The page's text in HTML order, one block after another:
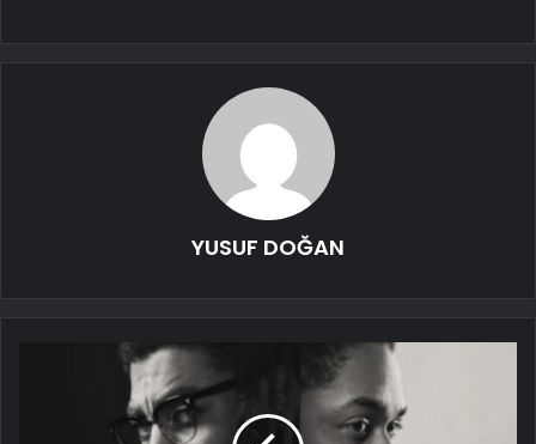
YUSUF DOĞAN